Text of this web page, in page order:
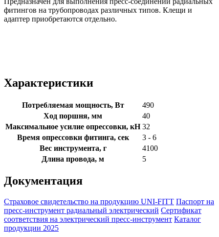
фитингов на трубопроводах различных типов. Клещи и
адаптер приобретаются отдельно.
Характеристики
Потребляемая мощность, Вт
490
Ход поршня, мм
40
Максимальное усилие опрессовки, кН 32
Время опрессовки фитинга, сек
3 - 6
Вес инструмента, г
4100
Длина провода, м
5
Документация
Страховое свидетельство на продукцию UNI-FITT Паспорт на
пресс-инструмент радиальный электрический Сертификат
соответствия на электрический пресс-инструмент Каталог
продукции 2025